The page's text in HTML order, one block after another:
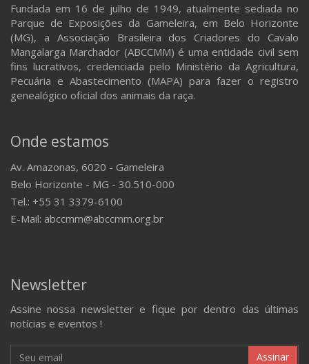
Fundada em 16 de julho de 1949, atualmente sediada no
Parque de Exposições da Gameleira, em Belo Horizonte
(MG), a Associação Brasileira dos Criadores do Cavalo
Mangalarga Marchador (ABCCMM) é uma entidade civil sem
fins lucrativos, credenciada pelo Ministério da Agricultura,
Pecuária e Abastecimento (MAPA) para fazer o registro
genealógico oficial dos animais da raça.
Onde estamos
Av. Amazonas, 6020 - Gameleira
Belo Horizonte - MG - 30.510-000
Tel.: +55 31 3379-6100
E-Mail: abccmm@abccmm.org.br
Newsletter
Assine nossa newsletter e fique por dentro das últimas
notícias e eventos !
Assinar